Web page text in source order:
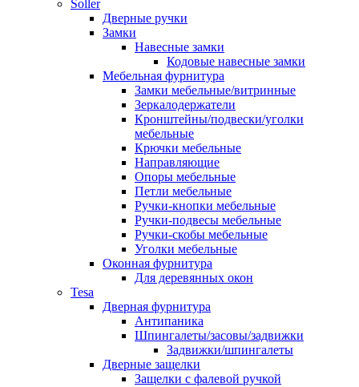
Soller
Дверные ручки
Замки
Навесные замки
Кодовые навесные замки
Мебельная фурнитура
Замки мебельные/витринные
Зеркалодержатели
Кронштейны/подвески/уголки
мебельные
Крючки мебельные
Направляющие
Опоры мебельные
Петли мебельные
Ручки-кнопки мебельные
Ручки-подвесы мебельные
Ручки-скобы мебельные
Уголки мебельные
Оконная фурнитура
Для деревянных окон
Tesa
Дверная фурнитура
Антипаника
Шпингалеты/засовы/задвижки
Задвижки/шпингалеты
Дверные защелки
Защелки с фалевой ручкой